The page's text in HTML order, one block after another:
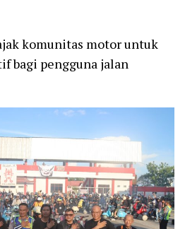
komunitas motor untuk
bagi pengguna jalan